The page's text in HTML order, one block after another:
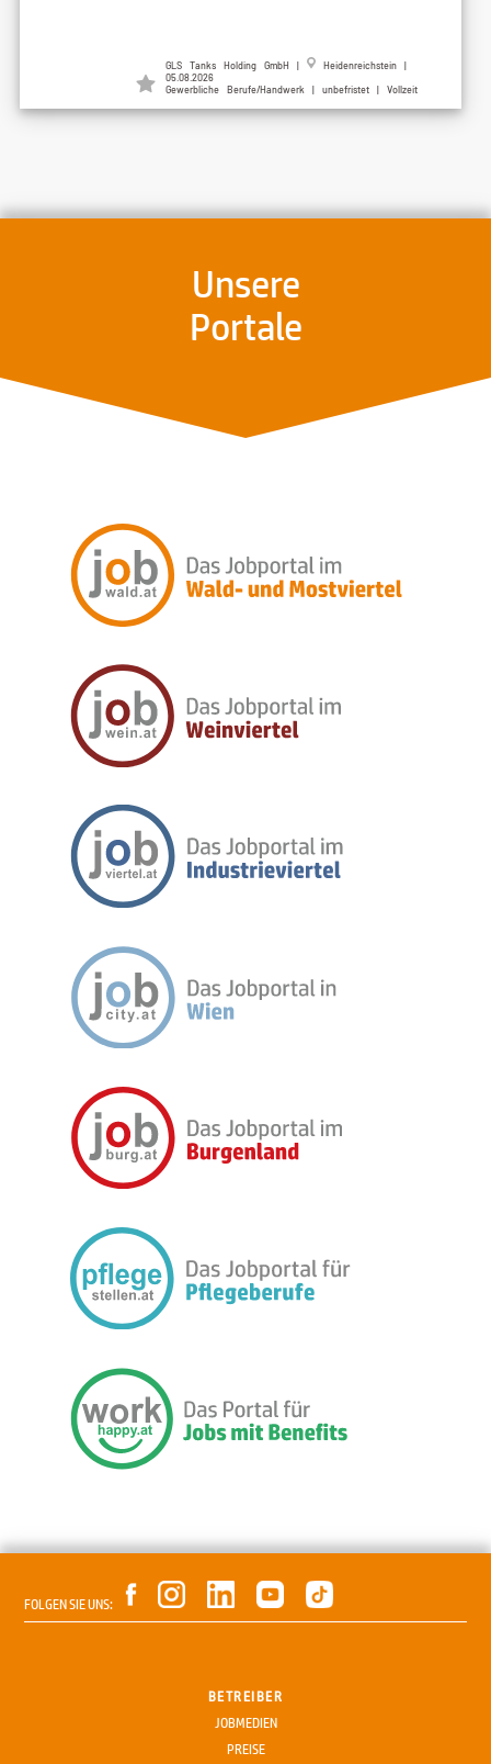
GLS Tanks Holding GmbH |
Heidenreichstein |
05.08.2026
Gewerbliche Berufe/Handwerk | unbefristet | Vollzeit
Unsere
Portale
FOLGEN SIE UNS:
BETREIBER
JOBMEDIEN
PREISE